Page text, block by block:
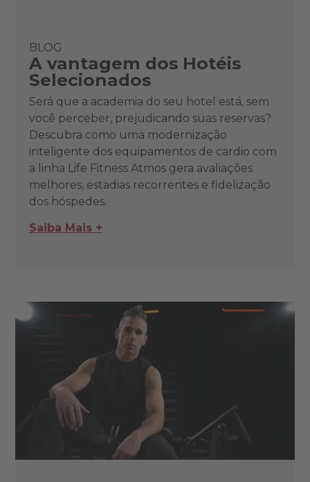
BLOG
A vantagem dos Hotéis
Selecionados
Será que a academia do seu hotel está, sem
você perceber, prejudicando suas reservas?
Descubra como uma modernização
inteligente dos equipamentos de cardio com
a linha Life Fitness Atmos gera avaliações
melhores, estadias recorrentes e fidelização
dos hóspedes.
Saiba Mais +